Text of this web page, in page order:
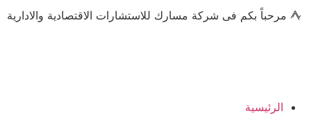
مرحباً بكم فى شركة مسارك للاستشارات الاقتصادية والادارية
الرئيسية